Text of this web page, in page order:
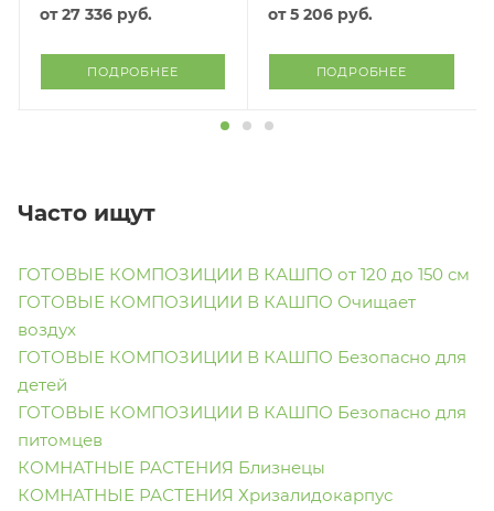
от27 336 руб.
ПОДРОБНЕЕ
см 2/2
от5 206 руб.
ПОДРОБНЕЕ
Часто ищут
ГОТОВЫЕ КОМПОЗИЦИИ В КАШПО от 120 до 150 см
ГОТОВЫЕ КОМПОЗИЦИИ В КАШПО Очищает
воздух
ГОТОВЫЕ КОМПОЗИЦИИ В КАШПО Безопасно для
детей
ГОТОВЫЕ КОМПОЗИЦИИ В КАШПО Безопасно для
питомцев
КОМНАТНЫЕ РАСТЕНИЯ Близнецы
КОМНАТНЫЕ РАСТЕНИЯ Хризалидокарпус